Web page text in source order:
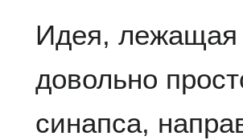
Идея, лежащая
довольно
синапса,